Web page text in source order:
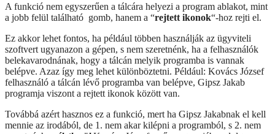
A funkció nem egyszerűen a tálcára helyezi a program ablakot, mint
a jobb felül található gomb, hanem a “rejtett ikonok“-hoz rejti el.
Ez akkor lehet fontos, ha például többen használják az ügyviteli
szoftvert ugyanazon a gépen, s nem szeretnénk, ha a felhasználók
belekavarodnának, hogy a tálcán melyik programba is vannak
belépve. Azaz így meg lehet különböztetni. Például: Kovács József
felhasználó a tálcán lévő programba van belépve, Gipsz Jakab
programja viszont a rejtett ikonok között van.
Továbbá azért hasznos ez a funkció, mert ha Gipsz Jakabnak el kell
mennie az irodából, de 1. nem akar kilépni a programból, s 2. nem